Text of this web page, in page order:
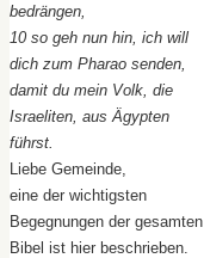
bedrängen,
10 so geh nun hin, ich will
dich zum Pharao senden,
damit du mein Volk, die
Israeliten, aus Ägypten
führst.
Liebe Gemeinde,
eine der wichtigsten
Begegnungen der gesamten
Bibel ist hier beschrieben.